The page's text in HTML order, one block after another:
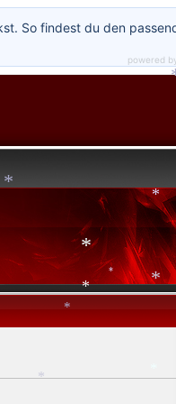
So findest du den
powered
*
*
*
*